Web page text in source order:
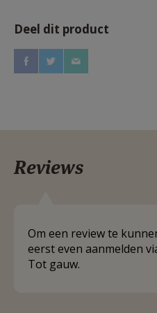
Deel dit product
Reviews
Om een review te
eerst even aanmelden
Tot gauw.